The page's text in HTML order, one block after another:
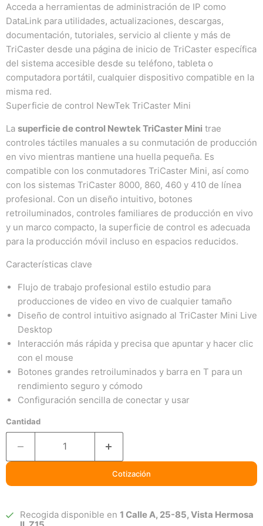
Acceda a herramientas de administración de IP como
DataLink para utilidades, actualizaciones, descargas,
documentación, tutoriales, servicio al cliente y más de
TriCaster desde una página de inicio de TriCaster específica
del sistema accesible desde su teléfono, tableta o
computadora portátil, cualquier dispositivo compatible en la
misma red.
Superficie de control NewTek TriCaster Mini
La superficie de control Newtek TriCaster Mini trae
controles táctiles manuales a su conmutación de producción
en vivo mientras mantiene una huella pequeña. Es
compatible con los conmutadores TriCaster Mini, así como
con los sistemas TriCaster 8000, 860, 460 y 410 de línea
profesional. Con un diseño intuitivo, botones
retroiluminados, controles familiares de producción en vivo
y un marco compacto, la superficie de control es adecuada
para la producción móvil incluso en espacios reducidos.
Características clave
Flujo de trabajo profesional estilo estudio para
producciones de video en vivo de cualquier tamaño
Diseño de control intuitivo asignado al TriCaster Mini Live
Desktop
Interacción más rápida y precisa que apuntar y hacer clic
con el mouse
Botones grandes retroiluminados y barra en T para un
rendimiento seguro y cómodo
Configuración sencilla de conectar y usar
Cantidad
Cotización
Recogida disponible en1 Calle A, 25-85, Vista Hermosa